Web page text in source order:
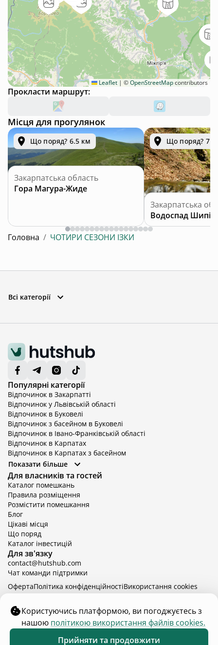
Leaflet | ©OpenStreetMapcontributors
Прокласти маршрут:
Місця для прогулянок
Що поряд? 6.5 км
Закарпатська область
Гора Магура-Жиде
Що поряд? 7.2
Закарпатська
Водоспад Шипіт
Головна / ЧОТИРИ СЕЗОНИ ІЗКИ
Оберіть інші дати аби дізнатись ціну
Всі категорії
Популярні категорії
Відпочинок в Закарпатті
Відпочинок у Львівській області
Відпочинок в Буковелі
Відпочинок з басейном в Буковелі
Відпочинок в Івано-Франківській області
Відпочинок в Карпатах
Відпочинок в Карпатах з басейном
Відпочинок в Київській області
Відпочинок в Київській області з басейном
Відпочинок в Тернопільській області
Відпочинок у Вінницькій області
Відпочинок в Яремче
Відпочинок у Львівській області з басейном
Відпочинок з басейном в Тернопільській області
Показати більше
Для власників та гостей
Каталог помешкань
Правила розміщення
Розмістити помешкання
Блог
Цікаві місця
Що поряд
Каталог інвестицій
Для зв'язку
contact@hutshub.com
Чат команди підтримки
hutshub | ©2026
ОфертаПолітика конфіденційностіBикористання cookies
Користуючись платформою, ви погоджуєтесь з
нашою політикою використання файлів cookies.
Прийняти та продовжити